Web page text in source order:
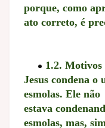
porque, como
ato correto, é
1.2. Motivos
Jesus condena
esmolas. Ele não
estava
esmolas, mas,